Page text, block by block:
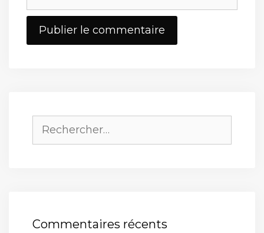
Site
Rechercher :
Commentaires récents